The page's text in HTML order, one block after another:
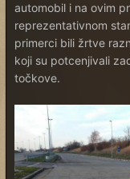
automobil i na ovim
reprezentativnom
primerci bili žrtve
koji su potcenjivali
točkove.